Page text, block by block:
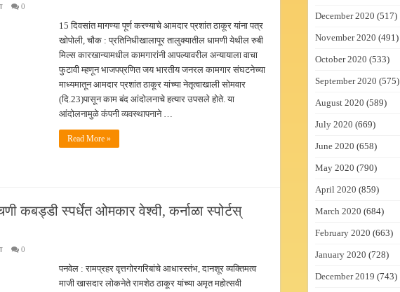
0
15 दिवसांत मागण्या पूर्ण करण्याचे आमदार प्रशांत ठाकूर यांना पत्र
खोपोली, चौक : प्रतिनिधीखालापूर तालुक्यातील धामणी येथील रुबी
मिल्स कारखान्यामधील कामगारांनी आपल्यावरील अन्यायाला वाचा
फुटावी म्हणून भाजपप्रणित जय भारतीय जनरल कामगार संघटनेच्या
माध्यमातून आमदार प्रशांत ठाकूर यांच्या नेतृत्वाखाली सोमवार
(दि.23)पासून काम बंद आंदोलनाचे हत्यार उपसले होते. या
आंदोलनामुळे कंपनी व्यवस्थापनाने …
Read More »
कबड्डी स्पर्धेत ओमकार वेश्वी, कर्नाळा स्पोर्टस्
0
पनवेल : रामप्रहर वृत्तगोरगरिबांचे आधारस्तंभ, दानशूर व्यक्तिमत्व
माजी खासदार लोकनेते रामशेठ ठाकूर यांच्या अमृत महोत्सवी
December 2020 (517)
November 2020 (491)
October 2020 (533)
September 2020 (575)
August 2020 (589)
July 2020 (669)
June 2020 (658)
May 2020 (790)
April 2020 (859)
March 2020 (684)
February 2020 (663)
January 2020 (728)
December 2019 (743)